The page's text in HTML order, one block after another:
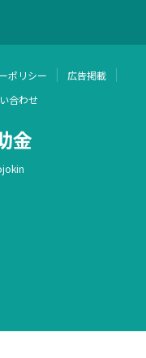
ポリシー
広告掲載
合わせ
金